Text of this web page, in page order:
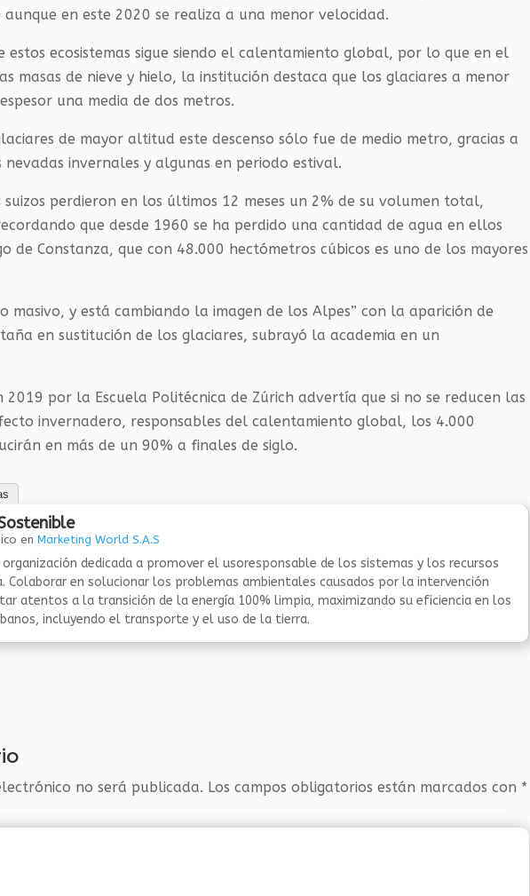
en este 2020 se realiza a una menor velocidad.
estos ecosistemas sigue siendo el calentamiento global, por lo que en el
masas de nieve y hielo, la institución destaca que los glaciares a menor
una media de dos metros.
de mayor altitud este descenso sólo fue de medio metro, gracias a
invernales y algunas en periodo estival.
suizos perdieron en los últimos 12 meses un 2% de su volumen total,
que desde 1960 se ha perdido una cantidad de agua en ellos
de Constanza, que con 48.000 hectómetros cúbicos es uno de los mayores
masivo, y está cambiando la imagen de los Alpes” con la aparición de
en sustitución de los glaciares, subrayó la academia en un
2019 por la Escuela Politécnica de Zúrich advertía que si no se reducen las
invernadero, responsables del calentamiento global, los 4.000
en más de un 90% a finales de siglo.
enMarketing World S.A.S
organización dedicada a promover el usoresponsable de los sistemas y los recursos
Colaborar en solucionar los problemas ambientales causados por la intervención
atentos a la transición de la energía 100% limpia, maximizando su eficiencia en los
incluyendo el transporte y el uso de la tierra.
no será publicada. Los campos obligatorios están marcados con *